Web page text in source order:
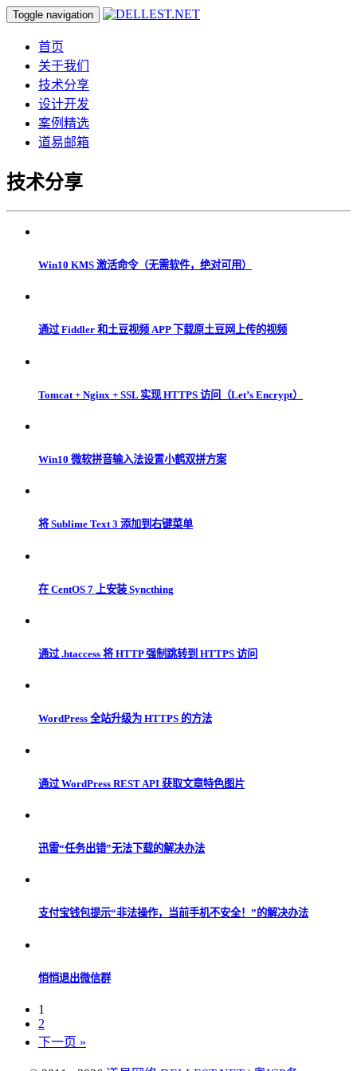
Toggle navigation
首页
关于我们
技术分享
设计开发
案例精选
道易邮箱
技术分享
Win10 KMS 激活命令（无需软件，绝对可用）
通过 Fiddler 和土豆视频 APP 下载原土豆网上传的视频
Tomcat + Nginx + SSL 实现 HTTPS 访问（Let’s Encrypt）
Win10 微软拼音输入法设置小鹤双拼方案
将 Sublime Text 3 添加到右键菜单
在 CentOS 7 上安装 Syncthing
通过 .htaccess 将 HTTP 强制跳转到 HTTPS 访问
WordPress 全站升级为 HTTPS 的方法
通过 WordPress REST API 获取文章特色图片
迅雷“任务出错”无法下载的解决办法
支付宝钱包提示“非法操作，当前手机不安全！”的解决办法
悄悄退出微信群
1
2
下一页 »